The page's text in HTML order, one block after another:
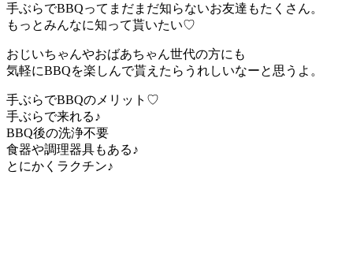
手ぶらでBBQってまだまだ知らないお友達もたくさん。
もっとみんなに知って貰いたい♡
おじいちゃんやおばあちゃん世代の方にも
気軽にBBQを楽しんで貰えたらうれしいなーと思うよ。
手ぶらでBBQのメリット♡
手ぶらで来れる♪
BBQ後の洗浄不要
食器や調理器具もある♪
とにかくラクチン♪